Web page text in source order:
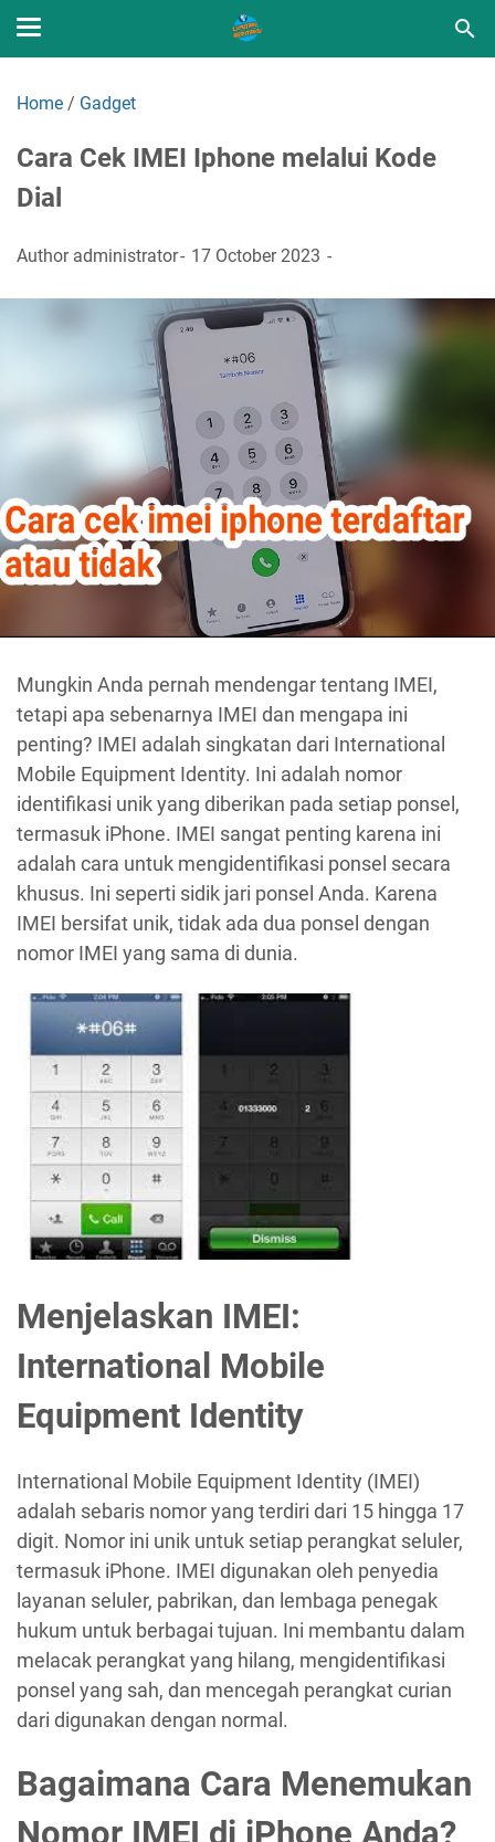
Home / Gadget
Cara Cek IMEI Iphone melalui Kode
Dial
Author administrator 17 October 2023
Mungkin Anda pernah mendengar tentang IMEI,
tetapi apa sebenarnya IMEI dan mengapa ini
penting? IMEI adalah singkatan dari International
Mobile Equipment Identity. Ini adalah nomor
identifikasi unik yang diberikan pada setiap ponsel,
termasuk iPhone. IMEI sangat penting karena ini
adalah cara untuk mengidentifikasi ponsel secara
khusus. Ini seperti sidik jari ponsel Anda. Karena
IMEI bersifat unik, tidak ada dua ponsel dengan
nomor IMEI yang sama di dunia.
Menjelaskan IMEI:
International Mobile
Equipment Identity
International Mobile Equipment Identity (IMEI)
adalah sebaris nomor yang terdiri dari 15 hingga 17
digit. Nomor ini unik untuk setiap perangkat seluler,
termasuk iPhone. IMEI digunakan oleh penyedia
layanan seluler, pabrikan, dan lembaga penegak
hukum untuk berbagai tujuan. Ini membantu dalam
melacak perangkat yang hilang, mengidentifikasi
ponsel yang sah, dan mencegah perangkat curian
dari digunakan dengan normal.
Bagaimana Cara Menemukan
Nomor IMEI di iPhone Anda?